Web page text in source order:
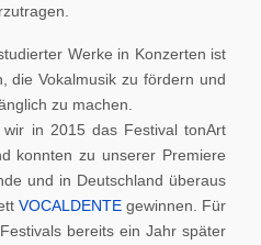
Werke in Konzerten ist
die Vokalmusik zu fördern und
zu machen.
in 2015 das Festival tonArt
konnten zu unserer Premiere
und in Deutschland überaus
VOCALDENTE gewinnen. Für
bereits ein Jahr später